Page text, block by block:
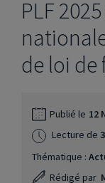
PLF
de loi de
Publié le 12
Lecture de
Thématique :
Rédigé par